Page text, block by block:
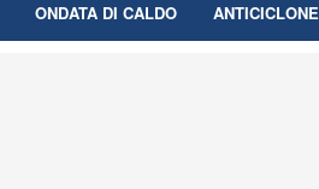
ONDATA DI CALDO